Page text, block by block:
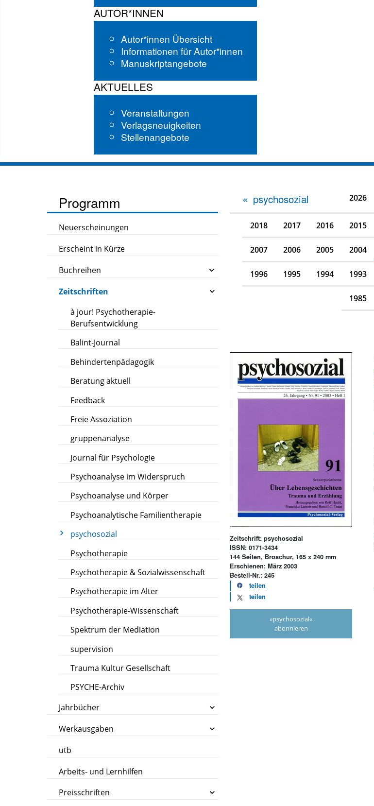
AUTOR*INNEN
Autor*innen Übersicht
Informationen für Autor*innen
Manuskriptangebote
AKTUELLES
Veranstaltungen
Verlagsneuigkeiten
Stellenangebote
Programm
Neuerscheinungen
Erscheint in Kürze
Buchreihen
Zeitschriften
à jour! Psychotherapie-
Berufsentwicklung
Balint-Journal
Behindertenpädagogik
Beratung aktuell
Feedback
Freie Assoziation
gruppenanalyse
Journal für Psychologie
Psychoanalyse im Widerspruch
Psychoanalyse und Körper
Psychoanalytische Familientherapie
psychosozial
Psychotherapie
Psychotherapie & Sozialwissenschaft
Psychotherapie im Alter
Psychotherapie-Wissenschaft
Spektrum der Mediation
supervision
Trauma Kultur Gesellschaft
PSYCHE-Archiv
Jahrbücher
Werkausgaben
utb
Arbeits- und Lernhilfen
Preisschriften
psychosozial 2026
2018 2017 2016 2015
2007 2006 2005 2004
1996 1995 1994 1993
1985
Zeitschrift: psychosozial
ISSN: 0171-3434
144 Seiten, Broschur, 165 x 240 mm
Erschienen: März 2003
Bestell-Nr.: 245
teilen
teilen
»psychosozial«
abonnieren